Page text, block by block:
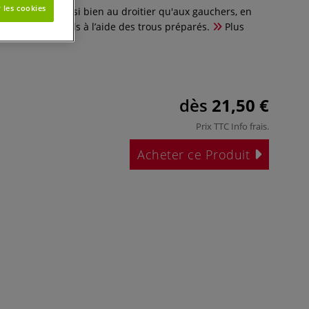
convient aussi bien au droitier qu'aux gauchers, en
les bords à l’aide des trous préparés.
Plus
dès 21,50 €
Prix TTC Info frais.
Acheter ce Produit
cookies